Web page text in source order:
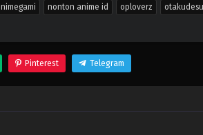
nimegami nonton anime id oploverz otakudesu
Pinterest Telegram